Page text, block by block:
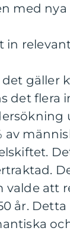
med
in
det gäller
det flera
av
valde att
år.